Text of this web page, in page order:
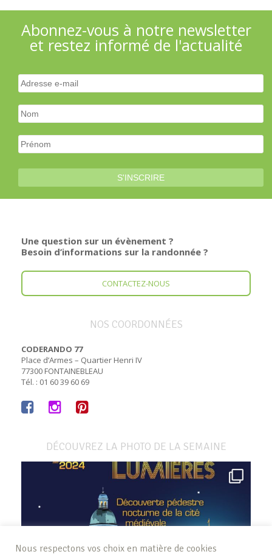
Abonnez-vous à notre newsletter
et restez informé de l'actualité
Une question sur un évènement ?
Besoin d’informations sur la randonnée ?
CONTACTEZ-NOUS
NOS COORDONNÉES
CODERANDO 77
Place d’Armes – Quartier Henri IV
77300 FONTAINEBLEAU
Tél. : 01 60 39 60 69
DÉCOUVREZ LA PHOTO DE LA SEMAINE
Nous respectons vos choix en matière de cookies